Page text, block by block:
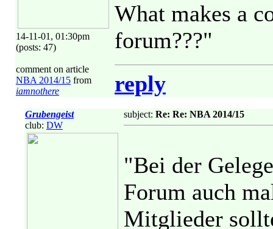
14-11-01, 01:30pm
(posts: 47)
comment on article
NBA 2014/15 from
iamnothere
What makes a
forum???"
reply
Grubengeist
club: DW
subject: Re: Re: NBA 2014/15
"Bei der
Forum auch
Mitglieder